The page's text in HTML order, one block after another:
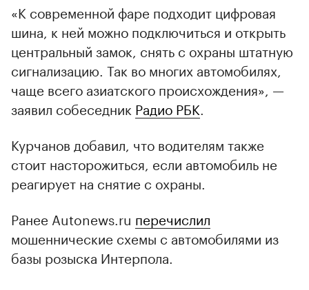
«К современной фаре подходит цифровая
шина, к ней можно подключиться и открыть
центральный замок, снять с охраны штатную
сигнализацию. Так во многих автомобилях,
чаще всего азиатского происхождения», —
заявил собеседник Радио РБК
Курчанов добавил, что водителям также
стоит насторожиться, если автомобиль не
реагирует на снятие с охраны.
Ранее Autonews.ru перечислил
мошеннические схемы с автомобилями из
базы розыска Интерпола.